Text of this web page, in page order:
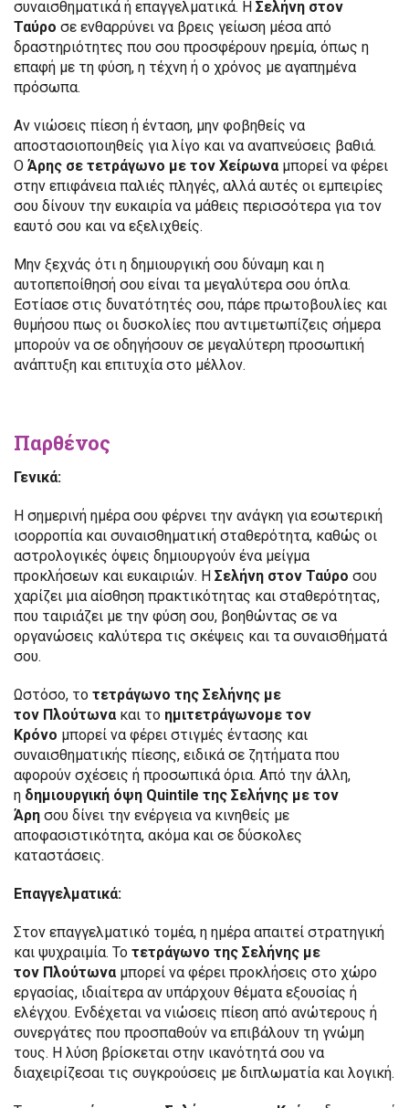
συναισθηματικά ή επαγγελματικά. Η Σελήνη στον
Ταύρο σε ενθαρρύνει να βρεις γείωση μέσα από
δραστηριότητες που σου προσφέρουν ηρεμία, όπως η
επαφή με τη φύση, η τέχνη ή ο χρόνος με αγαπημένα
πρόσωπα.
Αν νιώσεις πίεση ή ένταση, μην φοβηθείς να
αποστασιοποιηθείς για λίγο και να αναπνεύσεις βαθιά.
Ο Άρης σε τετράγωνο με τον Χείρωναμπορεί να φέρει
στην επιφάνεια παλιές πληγές, αλλά αυτές οι εμπειρίες
σου δίνουν την ευκαιρία να μάθεις περισσότερα για τον
εαυτό σου και να εξελιχθείς.
Μην ξεχνάς ότι η δημιουργική σου δύναμη και η
αυτοπεποίθησή σου είναι τα μεγαλύτερα σου όπλα.
Εστίασε στις δυνατότητές σου, πάρε πρωτοβουλίες και
θυμήσου πως οι δυσκολίες που αντιμετωπίζεις σήμερα
μπορούν να σε οδηγήσουν σε μεγαλύτερη προσωπική
ανάπτυξη και επιτυχία στο μέλλον.
Παρθένος
Γενικά:
Η σημερινή ημέρα σου φέρνει την ανάγκη για εσωτερική
ισορροπία και συναισθηματική σταθερότητα, καθώς οι
αστρολογικές όψεις δημιουργούν ένα μείγμα
προκλήσεων και ευκαιριών. Η Σελήνη στον Ταύρο σου
χαρίζει μια αίσθηση πρακτικότητας και σταθερότητας,
που ταιριάζει με την φύση σου, βοηθώντας σε να
οργανώσεις καλύτερα τις σκέψεις και τα συναισθήματά
σου.
Ωστόσο, το τετράγωνο της Σελήνης με
τον Πλούτωνακαι το ημιτετράγωνομε τον
Κρόνο μπορεί να φέρει στιγμές έντασης και
συναισθηματικής πίεσης, ειδικά σε ζητήματα που
αφορούν σχέσεις ή προσωπικά όρια. Από την άλλη,
η δημιουργική όψη Quintile της Σελήνης με τον
Άρη σου δίνει την ενέργεια να κινηθείς με
αποφασιστικότητα, ακόμα και σε δύσκολες
καταστάσεις.
Επαγγελματικά:
Στον επαγγελματικό τομέα, η ημέρα απαιτεί στρατηγική
και ψυχραιμία. Το τετράγωνο της Σελήνης με
τον Πλούτωναμπορεί να φέρει προκλήσεις στο χώρο
εργασίας, ιδιαίτερα αν υπάρχουν θέματα εξουσίας ή
ελέγχου. Ενδέχεται να νιώσεις πίεση από ανώτερους ή
συνεργάτες που προσπαθούν να επιβάλουν τη γνώμη
τους. Η λύση βρίσκεται στην ικανότητά σου να
διαχειρίζεσαι τις συγκρούσεις με διπλωματία και λογική.